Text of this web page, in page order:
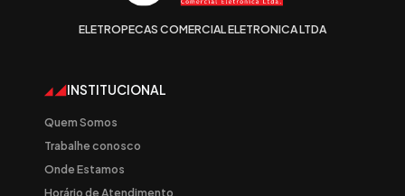
ELETROPECAS COMERCIAL ELETRONICA LTDA
INSTITUCIONAL
Quem Somos
Trabalhe conosco
Onde Estamos
Horário de Atendimento